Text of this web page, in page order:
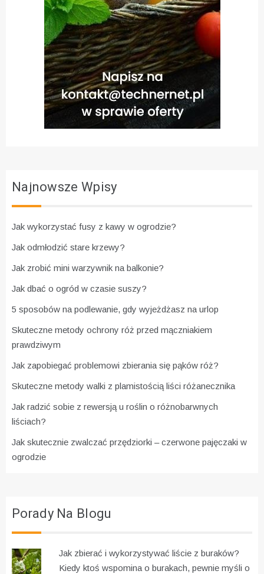
Najnowsze Wpisy
Jak wykorzystać fusy z kawy w ogrodzie?
Jak odmłodzić stare krzewy?
Jak zrobić mini warzywnik na balkonie?
Jak dbać o ogród w czasie suszy?
5 sposobów na podlewanie, gdy wyjeżdżasz na urlop
Skuteczne metody ochrony róż przed mączniakiem
prawdziwym
Jak zapobiegać problemowi zbierania się pąków róż?
Skuteczne metody walki z plamistością liści różanecznika
Jak radzić sobie z rewersją u roślin o różnobarwnych
liściach?
Jak skutecznie zwalczać przędziorki – czerwone pajęczaki w
ogrodzie
Porady Na Blogu
Jak zbierać i wykorzystywać liście z buraków?
Kiedy ktoś wspomina o burakach, pewnie myśli o